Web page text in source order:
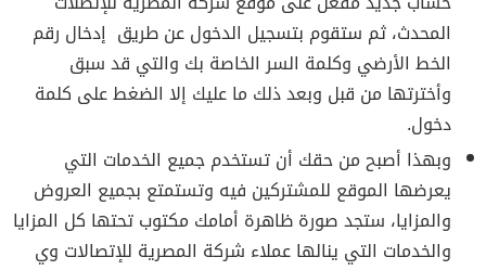
المحدث، ثم ستقوم بتسجيل الدخول عن طريق إدخال رقم
الخط الأرضي وكلمة السر الخاصة بك والتي قد سبق
وأخترتها من قبل وبعد ذلك ما عليك إلا الضغط على كلمة
دخول.
وبهذا أصبح من حقك أن تستخدم جميع الخدمات التي
يعرضها الموقع للمشتركين فيه وتستمتع بجميع العروض
والمزايا، ستجد صورة ظاهرة أمامك مكتوب تحتها كل المزايا
والخدمات التي ينالها عملاء شركة المصرية للإتصالات وي